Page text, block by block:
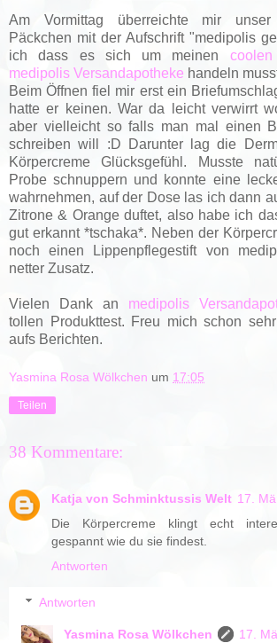
Am Vormittag überreichte mir
Päckchen mit der Aufschrift "medipolis
ich dass es sich um meinen
medipolis Versandapotheke handeln
Beim Öffnen fiel mir erst ein
hatte er keinen. War da leicht verwirrt
aber vielleicht so falls man mal einen
schreiben will :D Darunter lag die
Körpercreme Glücksgefühl. Musste
Probe schnuppern und konnte eine
wahrnehmen, auf der Dose las ich dann
Zitrone & Orange duftet, also habe ich
gut erkannt *tschaka*. Neben der
noch einen Lippenpflegestift von
netter Zusatz.
Vielen Dank an medipolis
tollen Produkttest. Freu mich schon
aufs Berichten.
Yasmina Rosa Wölkchen um 17:05
Teilen
38 Kommentare:
Katja von Schminktussis Welt 17.
Die Körpercreme klingt echt
gespannt wie du sie findest.
Antworten
Antworten
Yasmina Rosa Wölkchen
17.